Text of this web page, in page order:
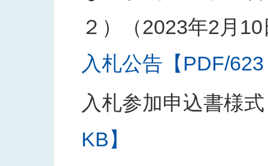
２）（2023年2月
入札公告【PDF/
入札参加申込書様式
KB】